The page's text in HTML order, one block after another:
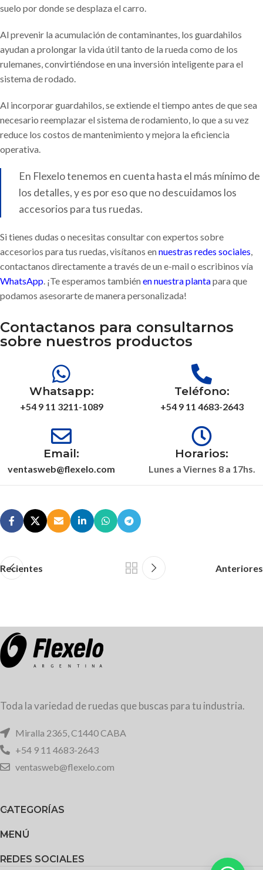
suelo por donde se desplaza el carro.
Al prevenir la acumulación de contaminantes, los guardahilos
ayudan a prolongar la vida útil tanto de la rueda como de los
rulemanes, convirtiéndose en una inversión inteligente para el
sistema de rodado.
Al incorporar guardahilos, se extiende el tiempo antes de que sea
necesario reemplazar el sistema de rodamiento, lo que a su vez
reduce los costos de mantenimiento y mejora la eficiencia
operativa.
En Flexelo tenemos en cuenta hasta el más mínimo de
los detalles, y es por eso que no descuidamos los
accesorios para tus ruedas.
Si tienes dudas o necesitas consultar con expertos sobre
accesorios para tus ruedas, visítanos en nuestras redes sociales,
contactanos directamente a través de un e-mail o escribinos vía
WhatsApp. ¡Te esperamos también en nuestra plantapara que
podamos asesorarte de manera personalizada!
Contactanos para consultarnos
sobre nuestros productos
Whatsapp:
+54 9 11 3211-1089
Email:
ventasweb@flexelo.com
Teléfono:
+54 9 11 4683-2643
Horarios:
Lunes a Viernes 8 a 17hs.
Recientes Anteriores
Toda la variedad de ruedas que buscas para tu industria.
Miralla 2365, C1440 CABA
+54 9 11 4683-2643
ventasweb@flexelo.com
CATEGORÍAS
MENÚ
REDES SOCIALES